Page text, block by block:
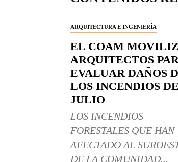
ARQUITECTURA E INGENIERÍA
EL COAM
ARQUITECTOS
EVALUAR DAÑOS
LOS INCENDIOS DE
JULIO
LOS INCENDIOS
FORESTALES QUE HAN
AFECTADO AL
DE LA COMUNIDAD...